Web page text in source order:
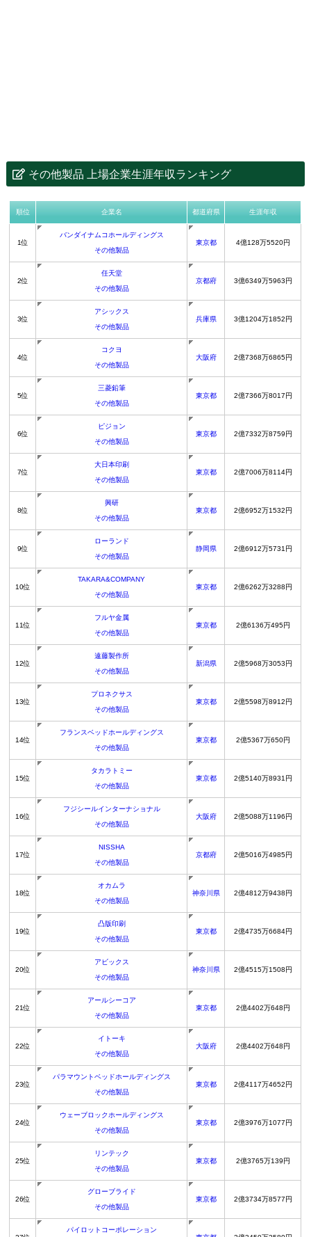
その他製品 上場企業生涯年収ランキング
順位 企業名 都道府県 生涯年収
1位
バンダイナムコホールディングス
その他製品
東京都 4億128万5520円
2位
任天堂
その他製品
京都府 3億6349万5963円
3位
アシックス
その他製品
兵庫県 3億1204万1852円
4位
コクヨ
その他製品
大阪府 2億7368万6865円
5位
三菱鉛筆
その他製品
東京都 2億7366万8017円
6位
ピジョン
その他製品
東京都 2億7332万8759円
7位
大日本印刷
その他製品
東京都 2億7006万8114円
8位
興研
その他製品
東京都 2億6952万1532円
9位
ローランド
その他製品
静岡県 2億6912万5731円
10位
TAKARA&COMPANY
その他製品
東京都 2億6262万3288円
11位
フルヤ金属
その他製品
東京都 2億6136万495円
12位
遠藤製作所
その他製品
新潟県 2億5968万3053円
13位
プロネクサス
その他製品
東京都 2億5598万8912円
14位
フランスベッドホールディングス
その他製品
東京都 2億5367万650円
15位
タカラトミー
その他製品
東京都 2億5140万8931円
16位
フジシールインターナショナル
その他製品
大阪府 2億5088万1196円
17位
NISSHA
その他製品
京都府 2億5016万4985円
18位
オカムラ
その他製品
神奈川県 2億4812万9438円
19位
凸版印刷
その他製品
東京都 2億4735万6684円
20位
アビックス
その他製品
神奈川県 2億4515万1508円
21位
アールシーコア
その他製品
東京都 2億4402万648円
22位
イトーキ
その他製品
大阪府 2億4402万648円
23位
パラマウントベッドホールディングス
その他製品
東京都 2億4117万4652円
24位
ウェーブロックホールディングス
その他製品
東京都 2億3976万1077円
25位
リンテック
その他製品
東京都 2億3765万139円
26位
グローブライド
その他製品
東京都 2億3734万8577円
パイロットコーポレーション